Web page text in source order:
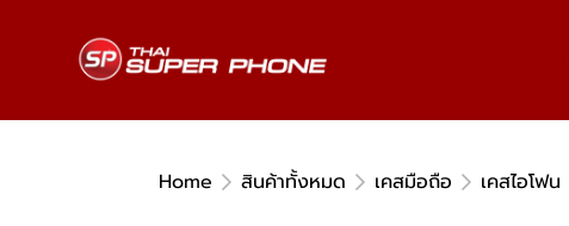
Home สินค้าทั้งหมด เคสมือถือ เคสไอโฟน